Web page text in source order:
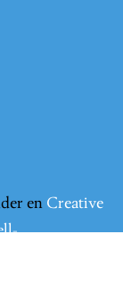
en Creative